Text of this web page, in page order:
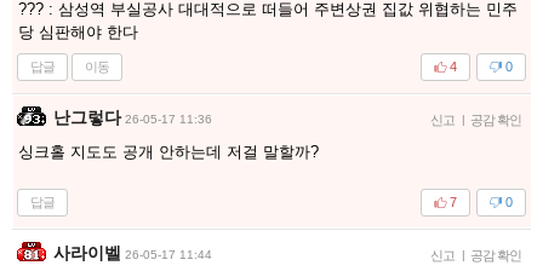
??? : 삼성역 부실공사 대대적으로 떠들어 주변상권 집값 위협하는 민주
당 심판해야 한다
답글 이동 0
4
난그렇다 26-05-17 11:36 신고 | 공감 확인
싱크홀 지도도 공개 안하는데 저걸 말할까?
답글 0
7
사라이벨 26-05-17 11:44 신고 | 공감 확인